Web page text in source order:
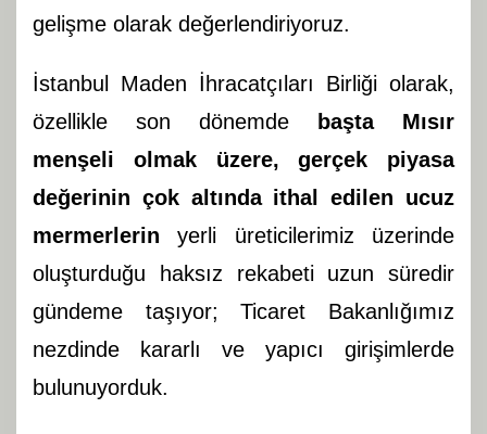
gelişme olarak değerlendiriyoruz.
İstanbul Maden İhracatçıları Birliği olarak,
özellikle son dönemde
başta Mısır
menşeli olmak üzere, gerçek piyasa
değerinin çok altında ithal edilen ucuz
mermerlerin yerli üreticilerimiz üzerinde
oluşturduğu haksız rekabeti uzun süredir
gündeme taşıyor; Ticaret Bakanlığımız
nezdinde kararlı ve yapıcı girişimlerde
bulunuyorduk.